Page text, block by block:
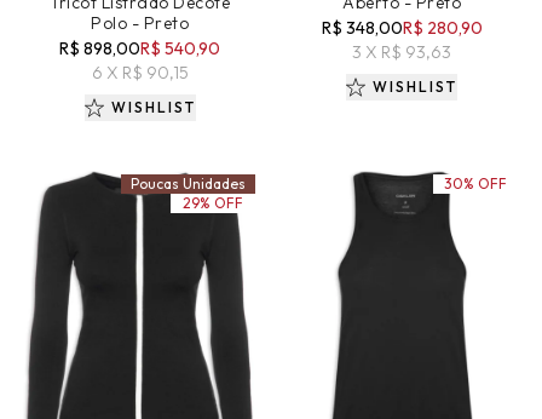
Polo - Preto
R$ 898,00R$ 540,90
6 X R$ 90,15
WISHLIST
R$ 348,00R$ 280,90
3 X R$ 93,63
WISHLIST
Poucas Unidades
29% OFF
30% OFF